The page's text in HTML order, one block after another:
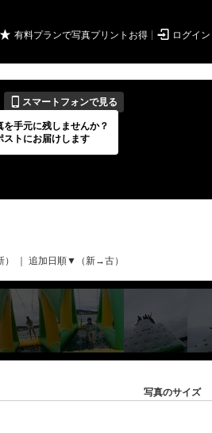
★ 有料プランで写真プリントお得  ログイン
📱 スマートフォンで見る
の期間
---
追加日順▼（新→古）
写真のサイズ
を手元に残しませんか？
ストにお届けします